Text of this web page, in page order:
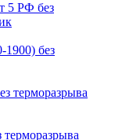
5 РФ без
1900) без
терморазрыва